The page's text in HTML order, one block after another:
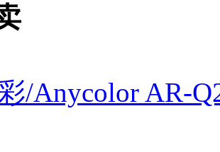
/Anycolor AR-